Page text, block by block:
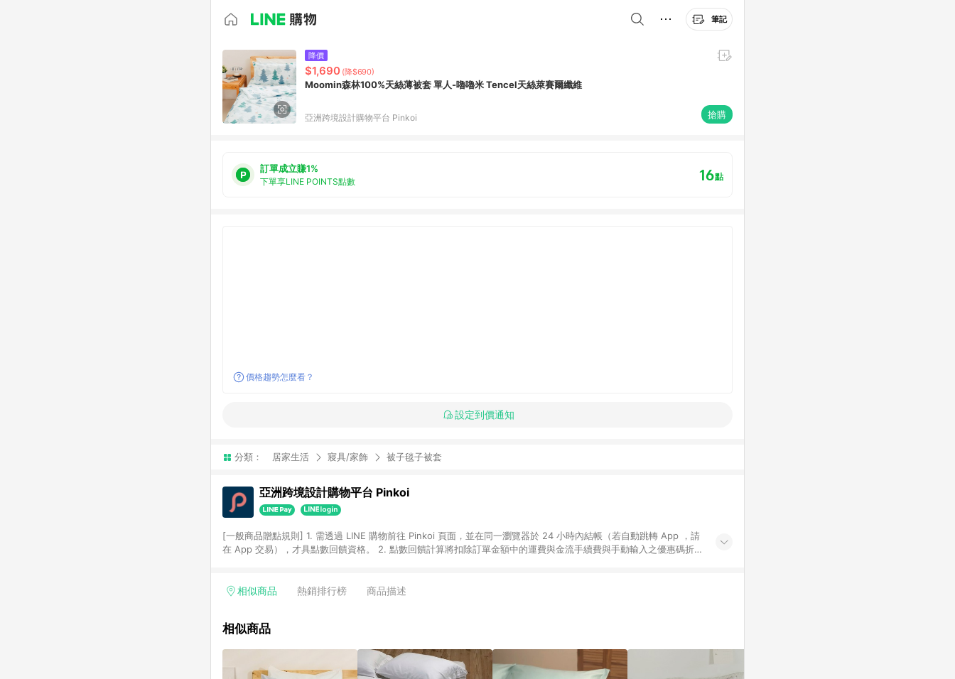
筆記
降價
$1,690 (降$690)
Moomin森林100%天絲薄被套 單人-嚕嚕米 Tencel天絲萊賽爾纖維
亞洲跨境設計購物平台 Pinkoi 搶購
訂單成立賺1%
下單享LINE POINTS點數 16點
價格趨勢怎麼看？
設定到價通知
分類： 居家生活 寢具/家飾 被子毯子被套
亞洲跨境設計購物平台 Pinkoi
[一般商品贈點規則] 1. 需透過 LINE 購物前往 Pinkoi 頁面，並在同一瀏覽器於 24 小時內結帳（若自動跳轉 App ，請
在 App 交易），才具點數回饋資格。 2. 點數回饋計算將扣除訂單金額中的運費與金流手續費與手動輸入之優惠碼折
格，部分退款不在此限。 6. APP 請更新至Android v4.6.0 / iOS v4.1.5 以上才具贈點資格。 7. 點數將於出貨後 45 天
使用規則請以點數紅包活動說明為準。 11. 若於 LINE 購物前往 Pinkoi 頁面後才首次下載 Pinkoi APP 並完成訂單，不
相似商品 熱銷排行榜 商品描述
相似商品